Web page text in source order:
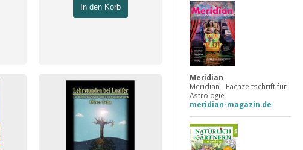
In den Korb
Meridian
Meridian - Fachzeitschrift für
Astrologie
meridian-magazin.de